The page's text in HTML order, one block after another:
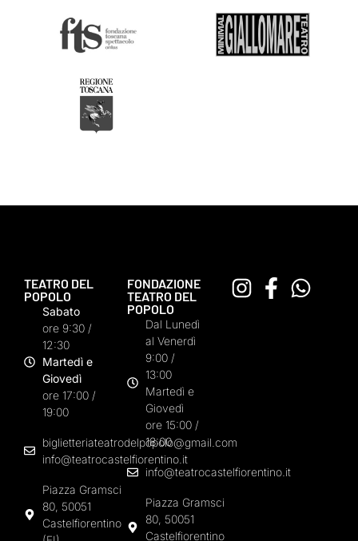
TEATRO DEL
POPOLO
Sabato
ore 9:30 /
12:30
Martedì e
Giovedì
ore 17:00 /
19:00
biglietteriateatrodelpopolo@gmail.com
info@teatrocastelfiorentino.it
Piazza Gramsci
80, 50051
Castelfiorentino
FONDAZIONE
TEATRO DEL
POPOLO
Dal Lunedì
al Venerdì
9:00 /
13:00
Martedì e
Giovedì
ore 15:00 /
18:00
info@teatrocastelfiorentino.it
Piazza Gramsci
80, 50051
Castelfiorentino